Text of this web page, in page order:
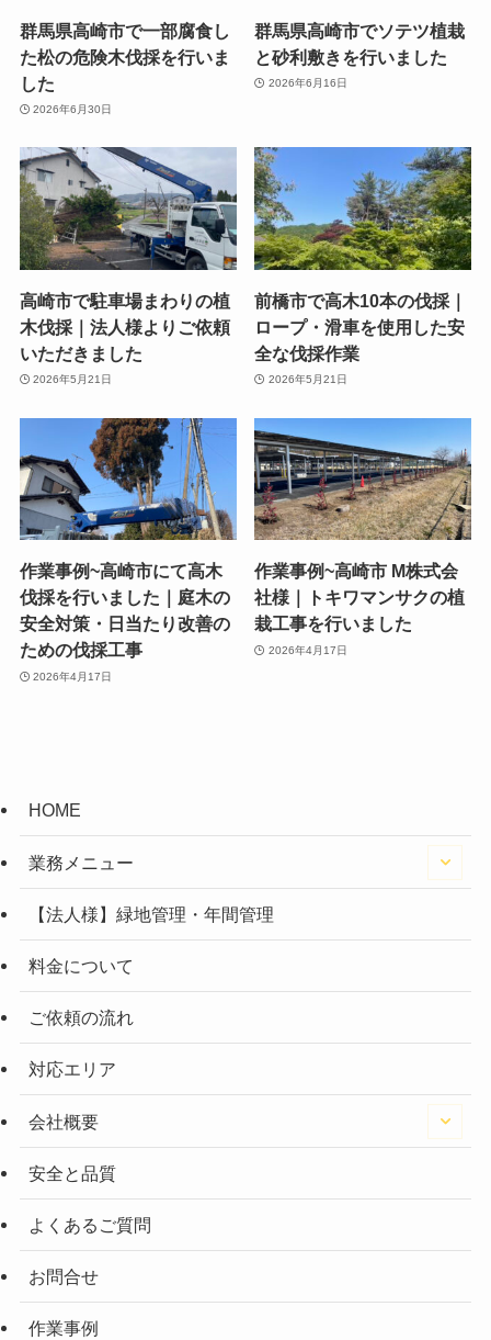
群馬県高崎市で一部腐食し
た松の危険木伐採を行いま
した
2026年6月30日
群馬県高崎市でソテツ植栽
と砂利敷きを行いました
2026年6月16日
高崎市で駐車場まわりの植
木伐採｜法人様よりご依頼
いただきました
2026年5月21日
前橋市で高木10本の伐採｜
ロープ・滑車を使用した安
全な伐採作業
2026年5月21日
作業事例~高崎市にて高木
伐採を行いました｜庭木の
安全対策・日当たり改善の
ための伐採工事
2026年4月17日
作業事例~高崎市 M株式会
社様｜トキワマンサクの植
栽工事を行いました
2026年4月17日
HOME
業務メニュー
【法人様】緑地管理・年間管理
料金について
ご依頼の流れ
対応エリア
会社概要
安全と品質
よくあるご質問
お問合せ
作業事例